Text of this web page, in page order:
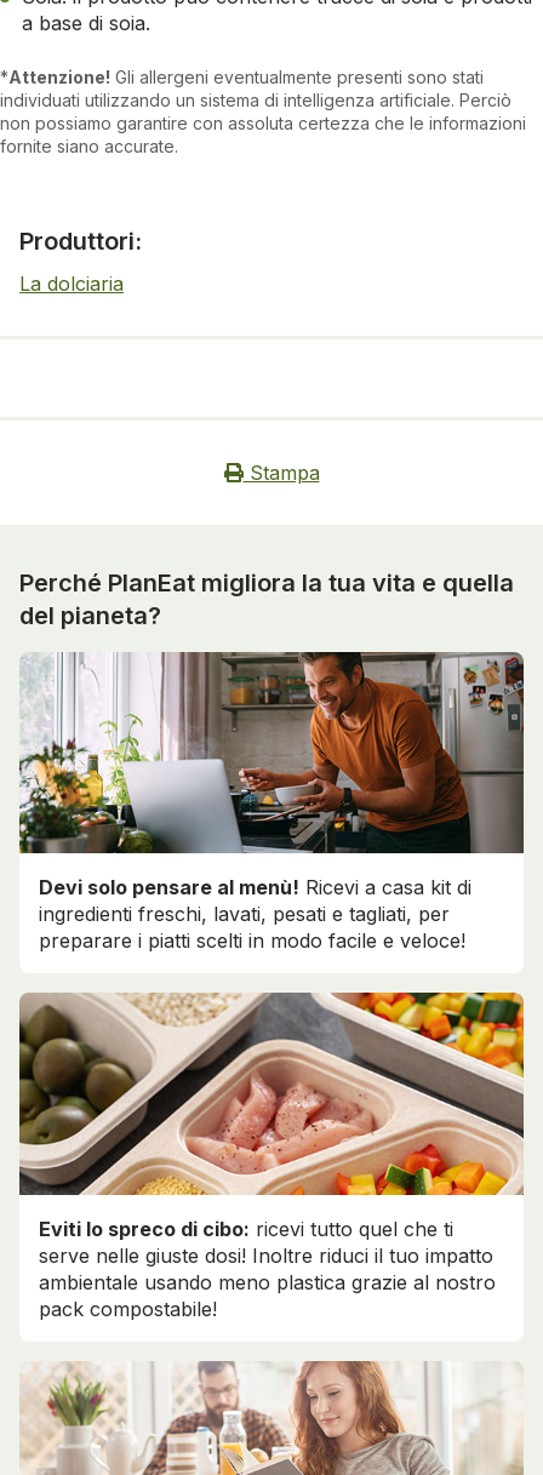
a base di soia.
*Attenzione! Gli allergeni eventualmente presenti sono stati
individuati utilizzando un sistema di intelligenza artificiale. Perciò
non possiamo garantire con assoluta certezza che le informazioni
fornite siano accurate.
Produttori:
La dolciaria
Stampa
Perché PlanEat migliora la tua vita e quella
del pianeta?
Devi solo pensare al menù! Ricevi a casa kit di
ingredienti freschi, lavati, pesati e tagliati, per
preparare i piatti scelti in modo facile e veloce!
Eviti lo spreco di cibo: ricevi tutto quel che ti
serve nelle giuste dosi! Inoltre riduci il tuo impatto
ambientale usando meno plastica grazie al nostro
pack compostabile!